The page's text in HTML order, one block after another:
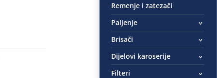
Remenje i zatezači
Paljenje
Brisači
Dijelovi karoserije
Filteri